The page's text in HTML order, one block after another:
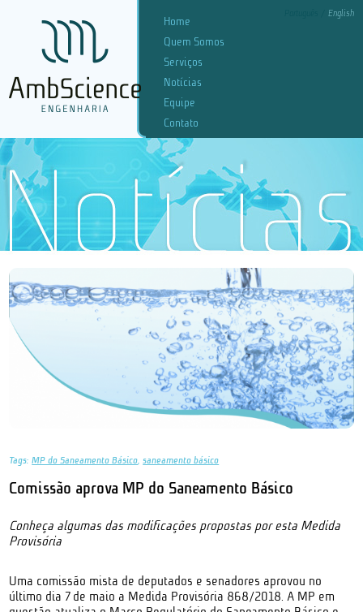
English
Home
Quem Somos
Serviços
Notícias
Equipe
Contato
Tags:MP do Saneamento Básico,saneamento básico
Comissão aprova MP do Saneamento Básico
Conheça algumas das modificações propostas por esta Medida
Provisória
Uma comissão mista de deputados e senadores aprovou no
último dia 7 de maio a Medida Provisória 868/2018. A MP em